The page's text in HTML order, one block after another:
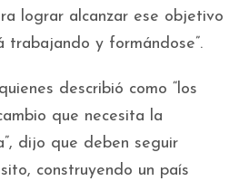
lograr alcanzar ese objetivo
trabajando y formándose”.
describió como “los
que necesita la
dijo que deben seguir
construyendo un país